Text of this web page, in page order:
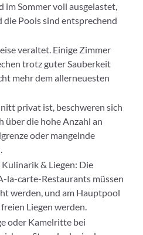
im Sommer voll ausgelastet,
Pools sind entsprechend
veraltet. Einige Zimmer
trotz guter Sauberkeit
mehr dem allerneuesten
privat ist, beschweren sich
über die hohe Anzahl an
oder mangelnde
& Liegen: Die
la-carte-Restaurants müssen
werden, und am Hauptpool
Liegen werden.
oder Kamelritte bei